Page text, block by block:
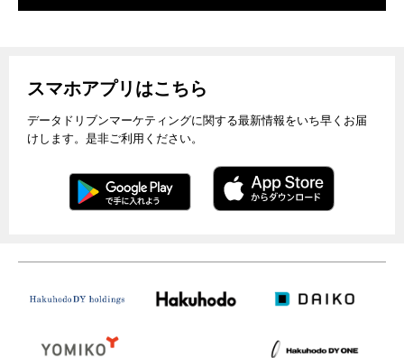
スマホアプリはこちら
データドリブンマーケティングに関する最新情報をいち早くお届
けします。是非ご利用ください。